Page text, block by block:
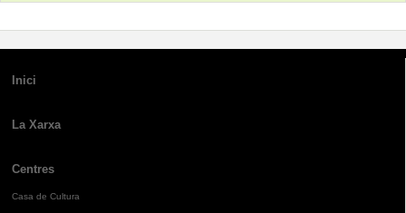
Inici
La Xarxa
Centres
Casa de Cultura